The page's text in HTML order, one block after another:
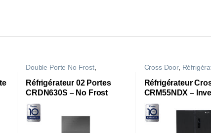
Double Porte No Frost,
Réfrigérateur 02 Portes
CRDN630S – No Frost
Cross Door,
Réfrigérateur
CRM55NDX –
Inox